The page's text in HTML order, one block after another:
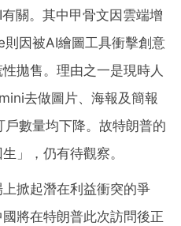
關。其中甲骨文因雲端增
因被AI繪圖工具衝擊創意
拋售。理由之一是現時人
去做圖片、海報及簡報
數量均下降。故特朗普的
」，仍有待觀察。
掀起潛在利益衝突的爭
將在特朗普此次訪問後正